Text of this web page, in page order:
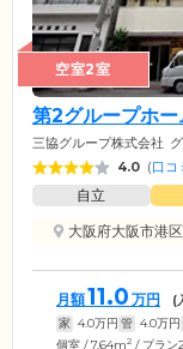
空室2室
第2グループホー
三協グループ株式会社
4.0 (口コ
自立
大阪府大阪市港
月額11.0 万円 (
家 4.0万円 管 4.0万円
個室 / 7.64m2 / プラン